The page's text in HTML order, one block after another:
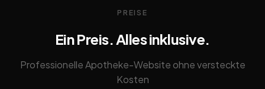
PREISE
Ein Preis. Alles inklusive.
Professionelle Apotheke-Website ohne versteckte
Kosten